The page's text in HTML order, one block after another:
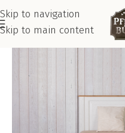
Skip to navigation
Skip to main content